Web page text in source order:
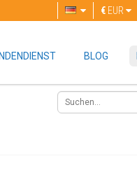
€ EUR
BLOG